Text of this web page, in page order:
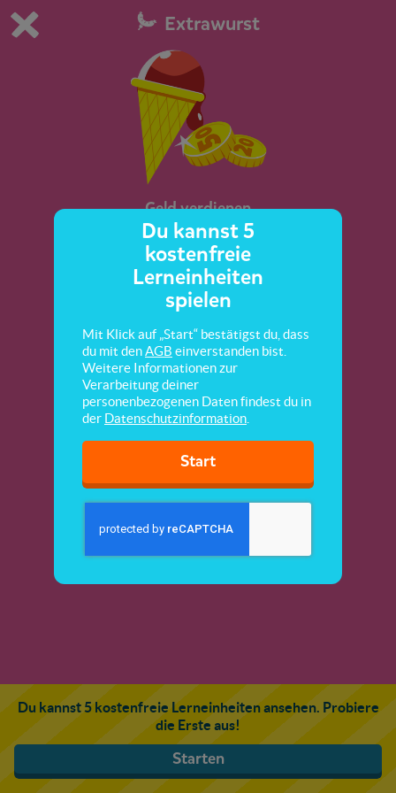
Du spielst die kostenfreie Testversion von scoyo.
Jetzt bestellen
0 1
Extrawurst
Geld verdienen
Du kannst 5 kostenfreie Lerneinheiten ansehen. Probiere
die Erste aus!
Starten
Du kannst 5
kostenfreie
Lerneinheiten
spielen
Mit Klick auf „Start“ bestätigst du, dass
du mit denAGB einverstanden bist.
Weitere Informationen zur
Verarbeitung deiner
personenbezogenen Daten findest du in
der Datenschutzinformation
Start